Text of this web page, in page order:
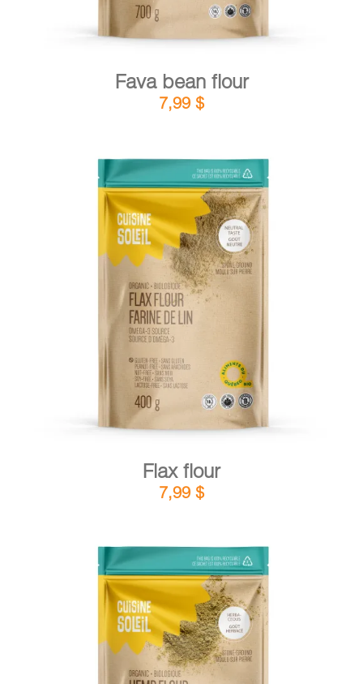
Fava bean flour
7,99 $
ADD TO CART DETAILS
Flax flour
7,99 $